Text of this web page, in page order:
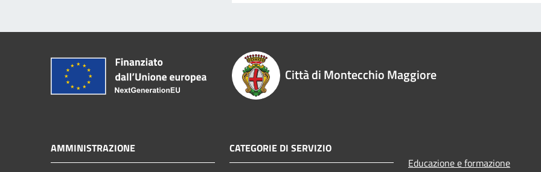
Città di Montecchio Maggiore
AMMINISTRAZIONE CATEGORIE DI SERVIZIO
Educazione e formazione